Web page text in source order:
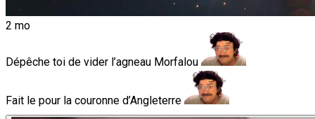
2 mo
Dépêche toi de vider l’agneau Morfalou
Fait le pour la couronne d’Angleterre